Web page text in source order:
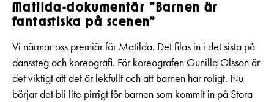
Matilda-dokumentär ”Barnen är
fantastiska på scenen”
Vi närmar oss premiär för Matilda. Det filas in i det sista på
danssteg och koreografi. För koreografen Gunilla Olsson är
det viktigt att det är lekfullt och att barnen har roligt. Nu
börjar det bli lite pirrigt för barnen som kommit in på Stora